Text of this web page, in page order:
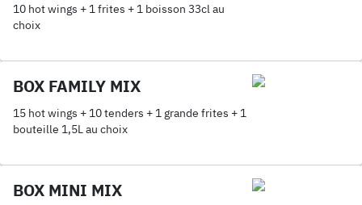
10 hot wings + 1 frites + 1 boisson 33cl au
choix
BOX FAMILY MIX
15 hot wings + 10 tenders + 1 grande frites + 1
bouteille 1,5L au choix
BOX MINI MIX